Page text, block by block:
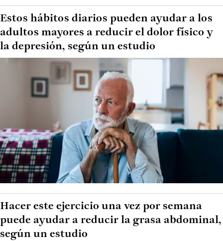
Estos hábitos diarios pueden ayudar a los
adultos mayores a reducir el dolor físico y
la depresión, según un estudio
Hacer este ejercicio una vez por semana
puede ayudar a reducir la grasa abdominal,
según un estudio